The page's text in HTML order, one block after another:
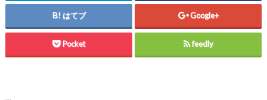
はてブ Google+
Pocket feedly